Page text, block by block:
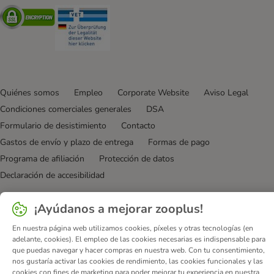
Security
Quiénes somos Empleo Corporate Website
Aviso Legal
Condiciones comerciales generales
DSA
Formulario de desistimiento
Contacto
Gastos de envío y plazo de entrega
Formas de pago
Programa de afiliación
Protección de datos
Declaración de accesibilidad
© zooplus SE
¡Ayúdanos a mejorar zooplus!
En nuestra página web utilizamos cookies, píxeles y otras tecnologías (en
adelante, cookies). El empleo de las cookies necesarias es indispensable para
que puedas navegar y hacer compras en nuestra web. Con tu consentimiento,
nos gustaría activar las cookies de rendimiento, las cookies funcionales y las